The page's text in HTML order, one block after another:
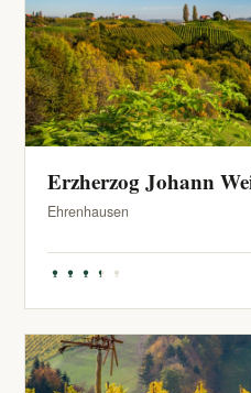
Erzherzog Johann
Ehrenhausen